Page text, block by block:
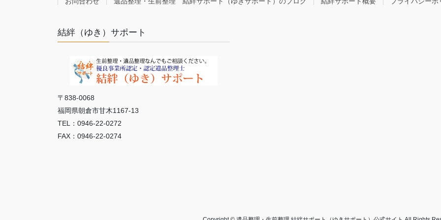
結絆（ゆき）サポート
〒838-0068
福岡県朝倉市甘木1167-13
TEL：0946-22-0272
FAX：0946-22-0274